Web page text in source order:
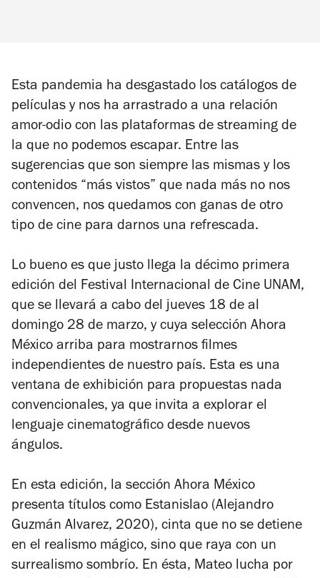
Esta pandemia ha desgastado los catálogos de
películas y nos ha arrastrado a una relación
amor-odio con las plataformas de streaming de
la que no podemos escapar. Entre las
sugerencias que son siempre las mismas y los
contenidos “más vistos” que nada más no nos
convencen, nos quedamos con ganas de otro
tipo de cine para darnos una refrescada.
Lo bueno es que justo llega la décimo primera
edición del Festival Internacional de Cine UNAM,
que se llevará a cabo del jueves 18 de al
domingo 28 de marzo, y cuya selección Ahora
México arriba para mostrarnos filmes
independientes de nuestro país. Esta es una
ventana de exhibición para propuestas nada
convencionales, ya que invita a explorar el
lenguaje cinematográfico desde nuevos
ángulos.
En esta edición, la sección Ahora México
presenta títulos como Estanislao (Alejandro
Guzmán Alvarez, 2020), cinta que no se detiene
en el realismo mágico, sino que raya con un
surrealismo sombrío. En ésta, Mateo lucha por